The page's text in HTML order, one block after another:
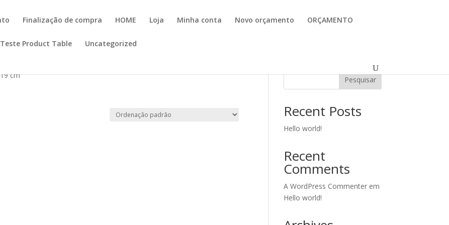
Finalização de compra HOME Loja Minha conta Novo orçamento ORÇAMENTO
Teste Product Table Uncategorized
cm Pesquisar
Recent Posts
Hello world!
Recent
Comments
A WordPress Commenter em
Hello world!